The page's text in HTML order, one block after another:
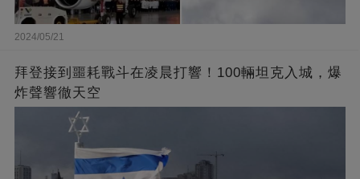
2024/05/21
拜登接到噩耗戰斗在凌晨打響！100輛坦克入城，爆
炸聲響徹天空